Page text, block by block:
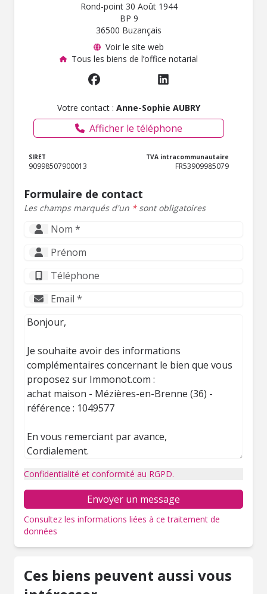
Rond-point 30 Août 1944
BP 9
36500 Buzançais
Voir le site web
Tous les biens de l’office notarial
Votre contact : Anne-Sophie AUBRY
Afficher le téléphone
SIRET
90998507900013
TVA intracommunautaire
FR53909985079
Formulaire de contact
Les champs marqués d'un *sont obligatoires
Confidentialité et conformité au RGPD.
Envoyer un message
Consultez les informations liées à ce traitement de
données
Ces biens peuvent aussi vous